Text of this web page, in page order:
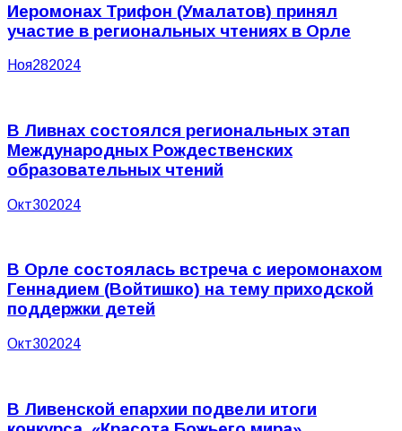
Иеромонах Трифон (Умалатов) принял
участие в региональных чтениях в Орле
Ноя282024
В Ливнах состоялся региональных этап
Международных Рождественских
образовательных чтений
Окт302024
В Орле состоялась встреча с иеромонахом
Геннадием (Войтишко) на тему приходской
поддержки детей
Окт302024
В Ливенской епархии подвели итоги